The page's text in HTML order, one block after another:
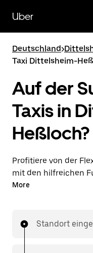
zum
Hauptinhalt
Uber
Deutschland>
Taxi Dittelsheim-
Auf der
Taxis in
Heßloch?
Profitiere von der
mit den hilfreichen
du Fahrten über die
Abruf bestellen und
More
Standort